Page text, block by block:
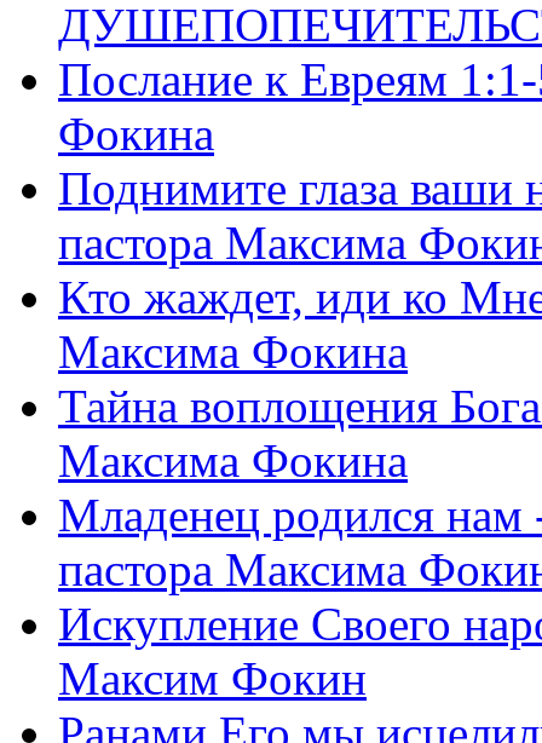
Послание к Евреям
Фокина
Поднимите глаза ваши
пастора Максима
Кто жаждет, иди ко
Максима Фокина
Тайна воплощения
Максима Фокина
Младенец родился
пастора Максима
Искупление Своего
Максим Фокин
Ранами Его мы